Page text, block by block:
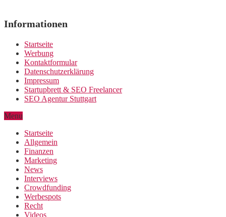
Informationen
Startseite
Werbung
Kontaktformular
Datenschutzerklärung
Impressum
Startupbrett & SEO Freelancer
SEO Agentur Stuttgart
Menu
Startseite
Allgemein
Finanzen
Marketing
News
Interviews
Crowdfunding
Werbespots
Recht
Videos